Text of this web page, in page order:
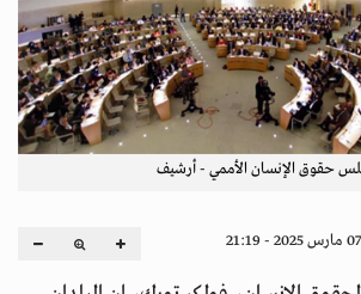
حقوق الإنسان الأممي - أرشيف